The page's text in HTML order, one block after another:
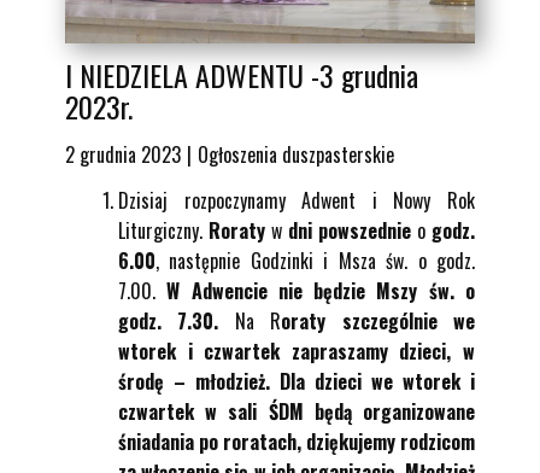
I NIEDZIELA ADWENTU -3 grudnia
2023r.
2 grudnia 2023
Ogłoszenia duszpasterskie
Dzisiaj rozpoczynamy Adwent i Nowy Rok
Liturgiczny. Roraty w dni powszednie o godz.
6.00, następnie Godzinki i Msza św. o godz.
7.00.W Adwencie nie będzie Mszy św. o
godz. 7.30. Na Roraty szczególnie we
wtorek i czwartek zapraszamy dzieci, w
środę – młodzież. Dla dzieci we wtorek i
czwartek w sali ŚDM będą organizowane
śniadania po roratach, dziękujemy rodzicom